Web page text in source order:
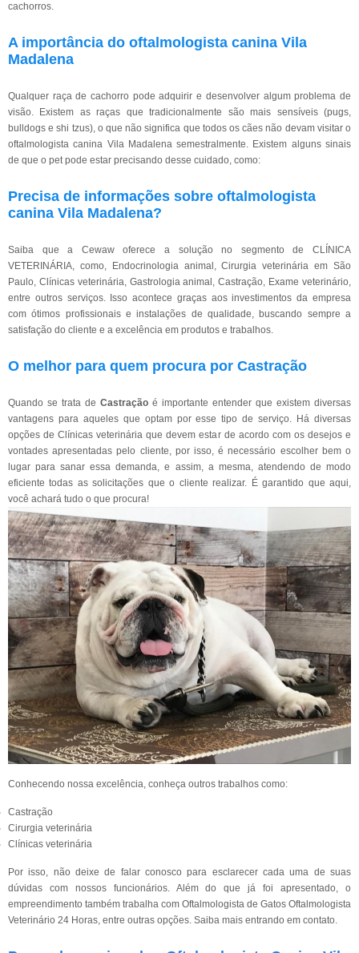
cachorros.
A importância do oftalmologista canina Vila
Madalena
Qualquer raça de cachorro pode adquirir e desenvolver algum problema de
visão. Existem as raças que tradicionalmente são mais sensíveis (pugs,
bulldogs e shi tzus), o que não significa que todos os cães não devam visitar o
oftalmologista canina Vila Madalena semestralmente. Existem alguns sinais
de que o pet pode estar precisando desse cuidado, como:
Precisa de informações sobre oftalmologista
canina Vila Madalena?
Saiba que a Cewaw oferece a solução no segmento de CLÍNICA
VETERINÁRIA, como, Endocrinologia animal, Cirurgia veterinária em São
Paulo, Clínicas veterinária, Gastrologia animal, Castração, Exame veterinário,
entre outros serviços. Isso acontece graças aos investimentos da empresa
com ótimos profissionais e instalações de qualidade, buscando sempre a
satisfação do cliente e a excelência em produtos e trabalhos.
O melhor para quem procura por Castração
Quando se trata de Castração é importante entender que existem diversas
vantagens para aqueles que optam por esse tipo de serviço. Há diversas
opções de Clínicas veterinária que devem estar de acordo com os desejos e
vontades apresentadas pelo cliente, por isso, é necessário escolher bem o
lugar para sanar essa demanda, e assim, a mesma, atendendo de modo
eficiente todas as solicitações que o cliente realizar. É garantido que aqui,
você achará tudo o que procura!
Conhecendo nossa excelência, conheça outros trabalhos como:
Castração
Cirurgia veterinária
Clínicas veterinária
Por isso, não deixe de falar conosco para esclarecer cada uma de suas
dúvidas com nossos funcionários. Além do que já foi apresentado, o
empreendimento também trabalha com Oftalmologista de Gatos Oftalmologista
Veterinário 24 Horas, entre outras opções. Saiba mais entrando em contato.